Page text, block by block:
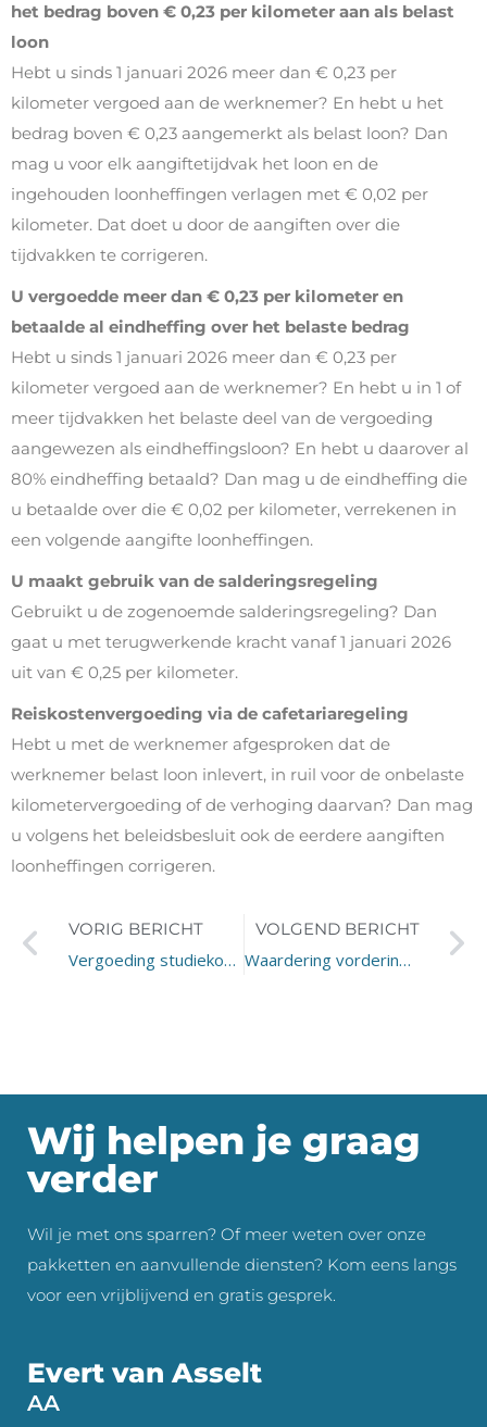
het bedrag boven € 0,23 per kilometer aan als belast
loon
Hebt u sinds 1 januari 2026 meer dan € 0,23 per
kilometer vergoed aan de werknemer? En hebt u het
bedrag boven € 0,23 aangemerkt als belast loon? Dan
mag u voor elk aangiftetijdvak het loon en de
ingehouden loonheffingen verlagen met € 0,02 per
kilometer. Dat doet u door de aangiften over die
tijdvakken te corrigeren.
U vergoedde meer dan € 0,23 per kilometer en
betaalde al eindheffing over het belaste bedrag
Hebt u sinds 1 januari 2026 meer dan € 0,23 per
kilometer vergoed aan de werknemer? En hebt u in 1 of
meer tijdvakken het belaste deel van de vergoeding
aangewezen als eindheffingsloon? En hebt u daarover al
80% eindheffing betaald? Dan mag u de eindheffing die
u betaalde over die € 0,02 per kilometer, verrekenen in
een volgende aangifte loonheffingen.
U maakt gebruik van de salderingsregeling
Gebruikt u de zogenoemde salderingsregeling? Dan
gaat u met terugwerkende kracht vanaf 1 januari 2026
uit van € 0,25 per kilometer.
Reiskostenvergoeding via de cafetariaregeling
Hebt u met de werknemer afgesproken dat de
werknemer belast loon inlevert, in ruil voor de onbelaste
kilometervergoeding of de verhoging daarvan? Dan mag
u volgens het beleidsbesluit ook de eerdere aangiften
loonheffingen corrigeren.
VORIG BERICHT
Vergoeding studiekosten kind van werknemer
VOLGEND BERICHT
Waardering vorderingen en schulden in box 3
Wij helpen je graag
verder
Wil je met ons sparren? Of meer weten over onze
pakketten en aanvullende diensten? Kom eens langs
voor een vrijblijvend en gratis gesprek.
Evert van Asselt
AA